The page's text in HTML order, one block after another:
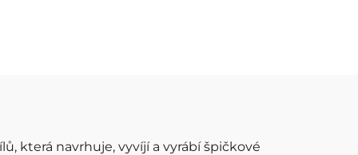
která navrhuje, vyvíjí a vyrábí špičkové